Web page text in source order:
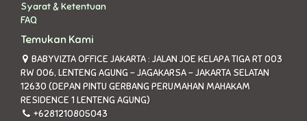
Syarat & Ketentuan
FAQ
Temukan Kami
BABYVIZTA OFFICE JAKARTA : JALAN JOE KELAPA TIGA RT 003
RW 006, LENTENG AGUNG - JAGAKARSA - JAKARTA SELATAN
12630 (DEPAN PINTU GERBANG PERUMAHAN MAHAKAM
RESIDENCE 1 LENTENG AGUNG)
+6281210805043